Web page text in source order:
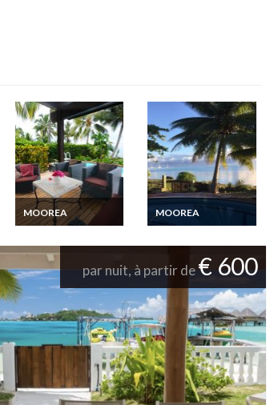
MOOREA
Location Villa
piscine privée
MOOREA
Location Villa
par nuit, à partir de€ 600